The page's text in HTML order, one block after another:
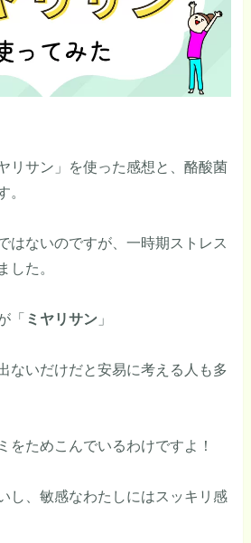
リサン」を使った感想と、酪酸菌
。
はないのですが、一時期ストレス
した。
「 ミヤリサン 」
ないだけだと安易に考える人も多
をためこんでいるわけですよ！
し、敏感なわたしにはスッキリ感